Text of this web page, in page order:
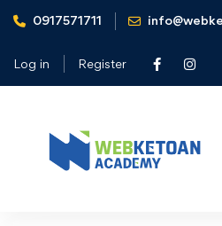
0917571711
Log in Register
Home trợ cấp bhxh qua tài
Tag: trợ cấp bhxh